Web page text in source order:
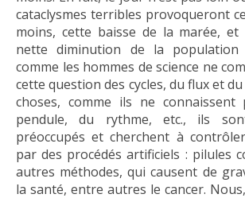
cataclysmes terribles provoqueront
moins, cette baisse de la marée,
nette diminution de la population
comme les hommes de science ne
cette question des cycles, du flux et
choses, comme ils ne
pendule, du rythme, etc., ils
préoccupés et cherchent à
par des procédés artificiels : pilules
autres méthodes, qui causent de
la santé, entre autres le cancer.